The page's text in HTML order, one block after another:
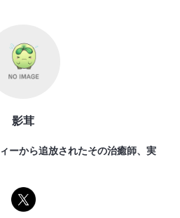
影茸
ーから追放されたその治癒師、実